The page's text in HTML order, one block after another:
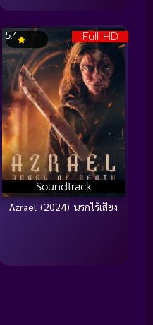
Full HD
Soundtrack
5.4
Azrael (2024) นรกไร้เสียง